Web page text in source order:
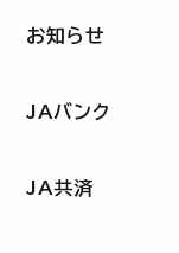
お知らせ
JAバンク
JA共済